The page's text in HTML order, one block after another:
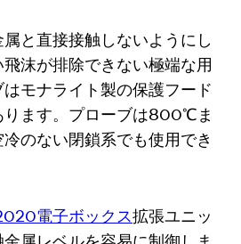
と直接接触しないようにし
沫が排除できない極端な用
モナライト製の保護フード
ります。プローブは800℃ま
のない閉鎖系でも使用でき
電子ボックス拡張ユニッ